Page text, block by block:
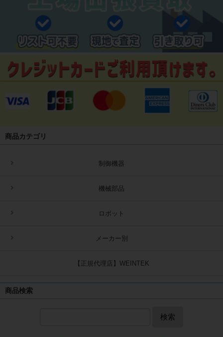
商品カテゴリ
制御機器
機械部品
ロボット
メーカー別
【正規代理店】WEINTEK
商品検索
検索